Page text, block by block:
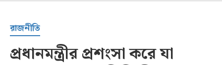
রাজনীতি
প্রধানমন্ত্রীর প্রশংসা করে যা